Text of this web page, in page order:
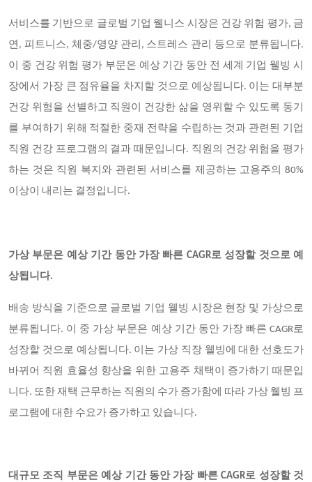
서비스를 기반으로 글로벌 기업 웰니스 시장은 건강 위험 평가, 금
연, 피트니스, 체중/영양 관리, 스트레스 관리 등으로 분류됩니다.
이 중 건강 위험 평가 부문은 예상 기간 동안 전 세계 기업 웰빙 시
장에서 가장 큰 점유율을 차지할 것으로 예상됩니다. 이는 대부분
건강 위험을 선별하고 직원이 건강한 삶을 영위할 수 있도록 동기
를 부여하기 위해 적절한 중재 전략을 수립하는 것과 관련된 기업
직원 건강 프로그램의 결과 때문입니다. 직원의 건강 위험을 평가
하는 것은 직원 복지와 관련된 서비스를 제공하는 고용주의 80%
이상이 내리는 결정입니다.
가상 부문은 예상 기간 동안 가장 빠른 CAGR로 성장할 것으로 예
상됩니다.
배송 방식을 기준으로 글로벌 기업 웰빙 시장은 현장 및 가상으로
분류됩니다. 이 중 가상 부문은 예상 기간 동안 가장 빠른 CAGR로
성장할 것으로 예상됩니다. 이는 가상 직장 웰빙에 대한 선호도가
바뀌어 직원 효율성 향상을 위한 고용주 채택이 증가하기 때문입
니다. 또한 재택 근무하는 직원의 수가 증가함에 따라 가상 웰빙 프
로그램에 대한 수요가 증가하고 있습니다.
대규모 조직 부문은 예상 기간 동안 가장 빠른 CAGR로 성장할 것